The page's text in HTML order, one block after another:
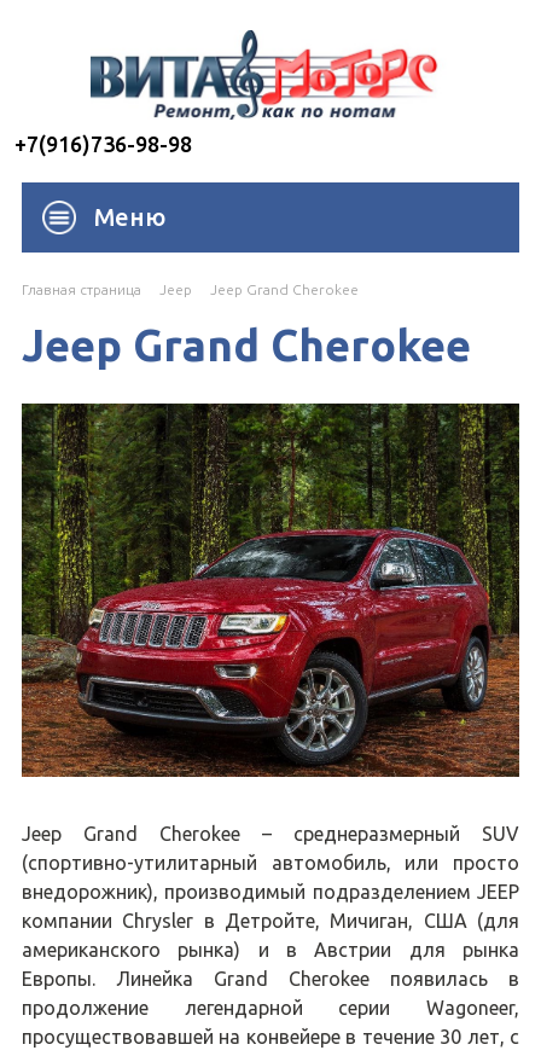
+7(916)736-98-98
Меню
Главная страница Jeep Jeep Grand Cherokee
Jeep Grand Cherokee
Jeep Grand Cherokee – среднеразмерный SUV
(спортивно-утилитарный автомобиль, или просто
внедорожник), производимый подразделением JEEP
компании Chrysler в Детройте, Мичиган, США (для
американского рынка) и в Австрии для рынка
Европы. Линейка Grand Cherokee появилась в
продолжение легендарной серии Wagoneer,
просуществовавшей на конвейере в течение 30 лет, с